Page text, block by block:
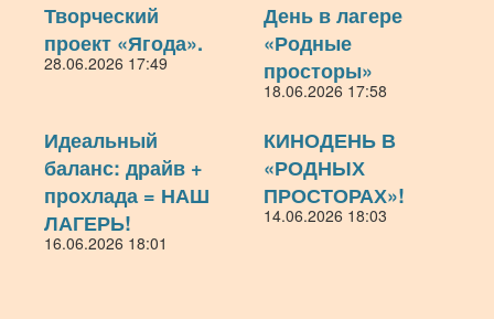
Творческий
проект «Ягода».
28.06.2026 17:49
День в лагере
«Родные
просторы»
18.06.2026 17:58
Идеальный
баланс: драйв +
прохлада = НАШ
ЛАГЕРЬ!
16.06.2026 18:01
КИНОДЕНЬ В
«РОДНЫХ
ПРОСТОРАХ»!
14.06.2026 18:03